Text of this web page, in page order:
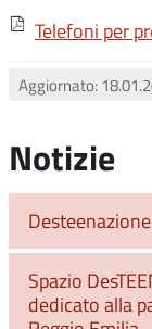
Telefoni per
Aggiornato:
Notizie
Spazio
dedicato alla